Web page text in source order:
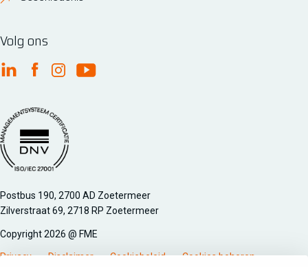
Volg ons
FME Linkedin
FME Facebook
FME Instagram
FME Youtube
Managementsyteem certificatie DNV iso/iec 27001
Postbus 190, 2700 AD Zoetermeer
Zilverstraat 69, 2718 RP Zoetermeer
Copyright 2026 @ FME
Privacy Disclaimer Cookiebeleid Cookies beheren